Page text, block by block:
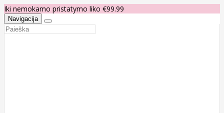
Iki nemokamo pristatymo liko €99.99
Navigacija